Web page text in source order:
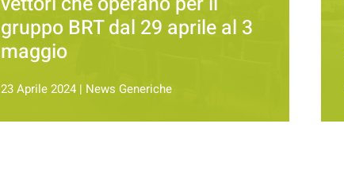
gruppo BRT dal 29 aprile al 3
maggio
23 Aprile 2024| News Generiche